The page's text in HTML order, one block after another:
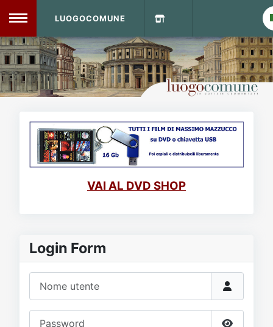
MENU
Home
DVD Shop
Sito
Forum
LUOGOCOMUNE
VAI AL DVD SHOP
Login Form